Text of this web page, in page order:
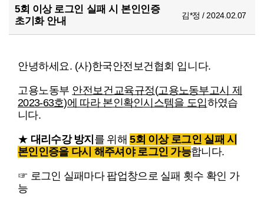
5회 이상 로그인 실패 시 본인인증
초기화 안내
김*정 / 2024.02.07
안녕하세요. (사)한국안전보건협회 입니다.
고용노동부 안전보건교육규정(고용노동부고시 제
2023-63호)에 따라 본인확인시스템을 도입하였습
니다.
★ 대리수강 방지 를 위해5회 이상 로그인 실패 시
본인인증을 다시 해주셔야 로그인 가능합니다.
☞ 로그인 실패마다 팝업창으로 실패 횟수 확인 가
능